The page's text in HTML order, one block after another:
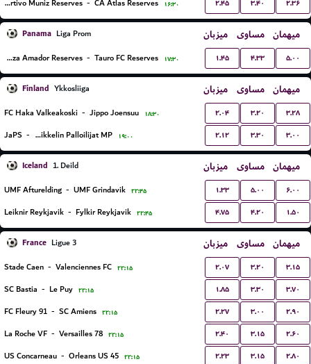
Deportivo Muniz Reserves - CA Atlas Reserves ۱۶:۳۰ ۲.۴۵ ۳.۴۰ ۲.۳۶
Panama Liga Prom میزبان مساوی میهمان
Plaza Amador Reserves - Tauro FC Reserves ۱۷:۳۰ ۱.۴۵ ۴.۳۳ ۵.۰۰
Finland Ykkosliiga میزبان مساوی میهمان
FC Haka Valkeakoski - Jippo Joensuu ۱۸:۳۰ ۲.۰۴ ۳.۲۰ ۳.۲۸
JaPS - Mikkelin Palloilijat MP ۱۹:۰۰ ۲.۱۲ ۳.۳۰ ۳.۰۰
Iceland 1. Deild میزبان مساوی میهمان
UMF Afturelding - UMF Grindavik ۲۲:۴۵ ۱.۳۳ ۵.۰۰ ۶.۰۰
Leiknir Reykjavik - Fylkir Reykjavik ۲۲:۴۵ ۴.۷۵ ۴.۲۰ ۱.۵۰
France Ligue 3 میزبان مساوی میهمان
Stade Caen - Valenciennes FC ۲۲:۱۵ ۲.۰۷ ۳.۲۰ ۳.۱۵
SC Bastia - Le Puy ۲۲:۱۵ ۱.۸۵ ۳.۳۰ ۳.۷۰
FC Fleury 91 - SC Amiens ۲۲:۱۵ ۲.۲۷ ۳.۰۰ ۲.۹۰
La Roche VF - Versailles 78 ۲۲:۱۵ ۲.۴۰ ۳.۱۵ ۲.۶۰
US Concarneau - Orleans US 45 ۲۲:۱۵ ۲.۲۳ ۳.۱۵ ۲.۸۰